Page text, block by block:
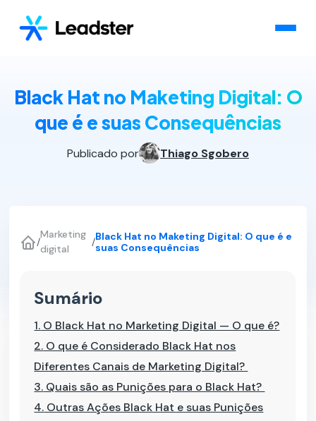
Black Hat no Maketing Digital: O
que é e suas Consequências
Publicado por Thiago Sgobero
/
Marketing
digital
/Black Hat no Maketing Digital: O que é e
suas Consequências
Sumário
1. O Black Hat no Marketing Digital — O que é?
2. O que é Considerado Black Hat nos
Diferentes Canais de Marketing Digital?
3. Quais são as Punições para o Black Hat?
4. Outras Ações Black Hat e suas Punições